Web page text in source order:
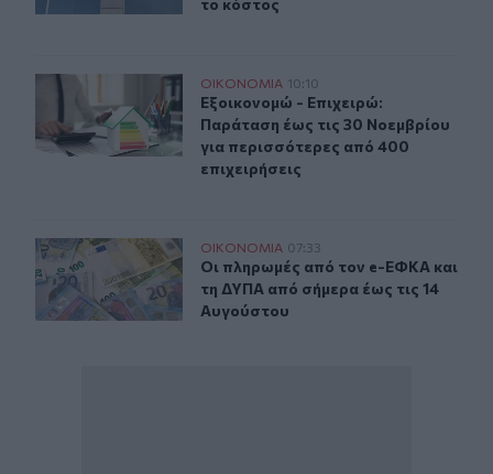
το κόστος
Εξοικονομώ - Επιχειρώ: Παράταση έως τις 30
ΟΙΚΟΝΟΜΙΑ 10:10
Εξοικονομώ - Επιχειρώ: Παράταση
Εξοικονομώ - Επιχειρώ:
Παράταση έως τις 30 Νοεμβρίου
για περισσότερες από 400
επιχειρήσεις
Οι πληρωμές από τον e-ΕΦΚΑ και τη ΔΥΠΑ από σήμερα
ΟΙΚΟΝΟΜΙΑ 07:33
Οι πληρωμές από τον e-ΕΦΚΑ και
Οι πληρωμές από τον e-ΕΦΚΑ και
τη ΔΥΠΑ από σήμερα έως τις 14
Αυγούστου